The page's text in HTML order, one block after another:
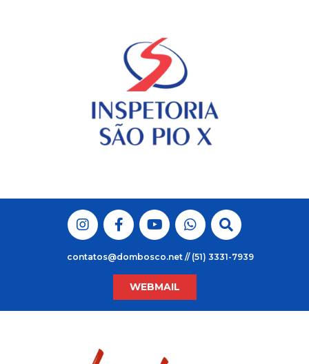
contatos@dombosco.net // (51) 3331-7939
WEBMAIL